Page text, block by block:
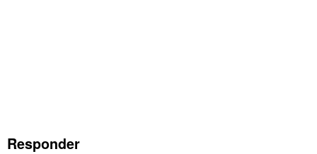
Responder